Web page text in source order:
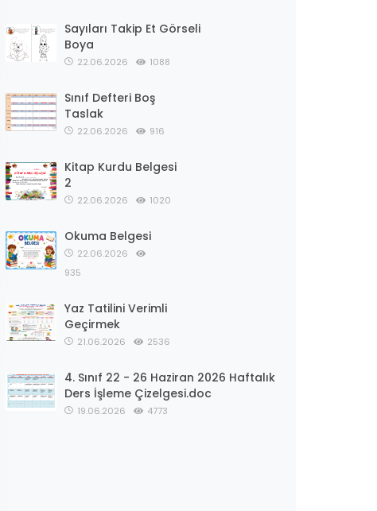
Sayıları Takip Et Görseli
Boya
22.06.2026 1088
Sınıf Defteri Boş
Taslak
22.06.2026 916
Kitap Kurdu Belgesi
2
22.06.2026 1020
Okuma Belgesi
22.06.2026
935
Yaz Tatilini Verimli
Geçirmek
21.06.2026 2536
4. Sınıf 22 - 26 Haziran 2026 Haftalık
Ders İşleme Çizelgesi.doc
19.06.2026 4773